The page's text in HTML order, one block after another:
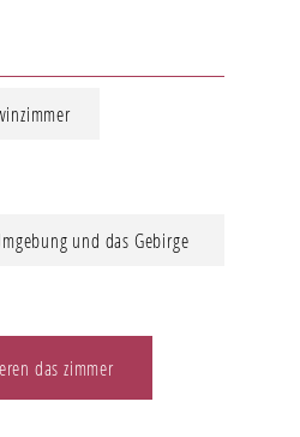
und das Gebirge
das zimmer